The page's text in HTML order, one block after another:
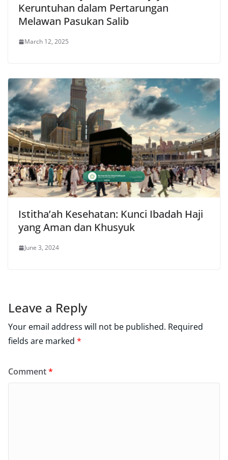
Keruntuhan dalam Pertarungan
Melawan Pasukan Salib
March 12, 2025
Istitha’ah Kesehatan: Kunci Ibadah Haji
yang Aman dan Khusyuk
June 3, 2024
Leave a Reply
Your email address will not be published. Required
fields are marked *
Comment*